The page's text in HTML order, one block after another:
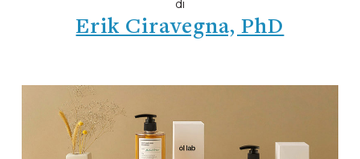
di
Erik Ciravegna, PhD